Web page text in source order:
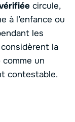
circule,
à l’enfance ou
les
la
comme un
contestable.